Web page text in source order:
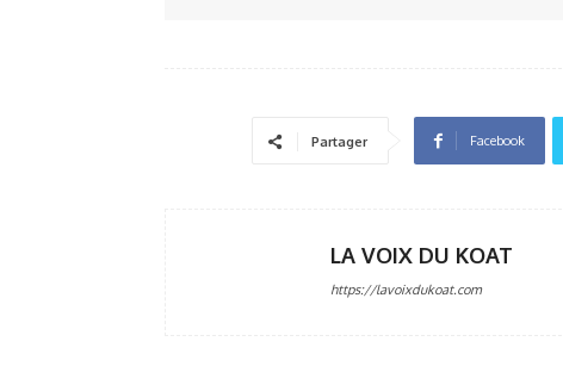
Partager Facebook
LA VOIX DU KOAT
https://lavoixdukoat.com